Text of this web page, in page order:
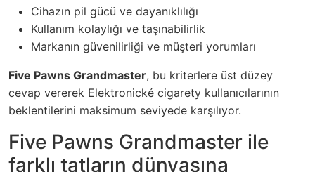
Cihazın pil gücü ve dayanıklılığı
Kullanım kolaylığı ve taşınabilirlik
Markanın güvenilirliği ve müşteri yorumları
Five Pawns Grandmaster, bu kriterlere üst düzey
cevap vererek Elektronické cigarety kullanıcılarının
beklentilerini maksimum seviyede karşılıyor.
Five Pawns Grandmaster ile
farklı tatların dünyasına